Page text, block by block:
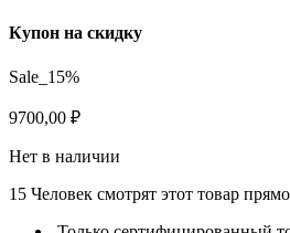
Купон на скидку
Sale_15%
9700,00 ₽
Нет в наличии
15 Человек смотрят этот товар